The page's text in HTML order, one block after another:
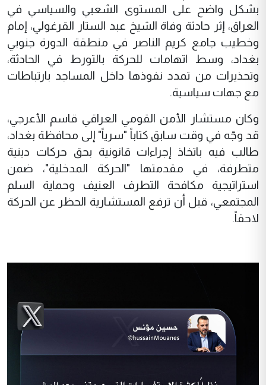
بشكل واضح على المستوى الشعبي والسياسي في
العراق، إثر حادثة وفاة الشيخ عبد الستار القرغولي، إمام
وخطيب جامع كريم الناصر في منطقة الدورة جنوبي
بغداد، وسط اتهامات للحركة بالتورط في الحادثة،
وتحذيرات من تمدد نفوذها داخل المساجد بارتباطات
مع جهات سياسية.
وكان مستشار الأمن القومي العراقي قاسم الأعرجي،
قد وجّه في وقت سابق كتاباً "سرياً" إلى محافظة بغداد،
طالب فيه باتخاذ إجراءات قانونية بحق حركات دينية
متطرفة، في مقدمتها "الحركة المدخلية"، ضمن
استراتيجية مكافحة التطرف العنيف وحماية السلم
المجتمعي، قبل أن ترفع المستشارية الحظر عن الحركة
لاحقاً.